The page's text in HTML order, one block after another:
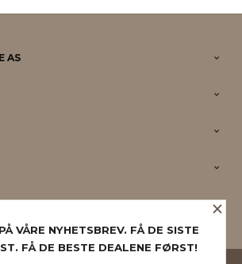
AS
×
VÅRE NYHETSBREV. FÅ DE SISTE
FÅ DE BESTE DEALENE FØRST!